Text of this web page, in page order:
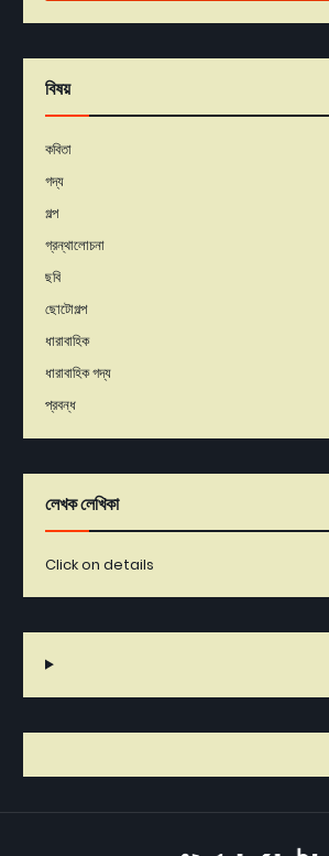
বিষয়
কবিতা
গদ্য
গল্প
গ্রন্থালোচনা
ছবি
ছোটোগল্প
ধারাবাহিক
ধারাবাহিক গদ্য
প্রবন্ধ
লেখক লেখিকা
Click on details